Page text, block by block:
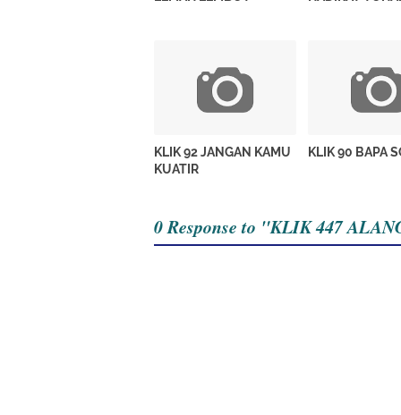
KLIK 92 JANGAN KAMU
KUATIR
KLIK 90 BAPA
0 Response to "KLIK 447